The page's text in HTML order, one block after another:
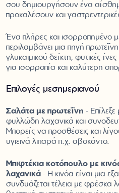
σου δημιουργήσουν ένα
προκαλέσουν και
Ένα πλήρες και ισορροπημένο
περιλαμβάνει μια πηγή
γλυκαιμικού δείκτη, φυτικές
για ισορροπία και καλύτερη
Επιλογές μεσημεριανού
Σαλάτα με πρωτεΐνη -
φυλλώδη λαχανικά και
Μπορείς να προσθέσεις και
υγιεινά λιπαρά π.χ. αβοκάντο.
Μπιφτέκια κοτόπουλο με
λαχανικά - Η κινόα είναι μια
συνδυάζεται τέλεια με φρέσκα